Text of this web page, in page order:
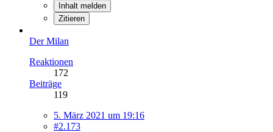
Inhalt melden
Zitieren
Der Milan
Reaktionen
172
Beiträge
119
5. März 2021 um 19:16
#2.173